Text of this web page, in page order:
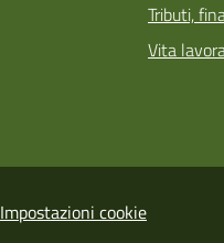
Tributi,
Vita
Impostazioni cookie